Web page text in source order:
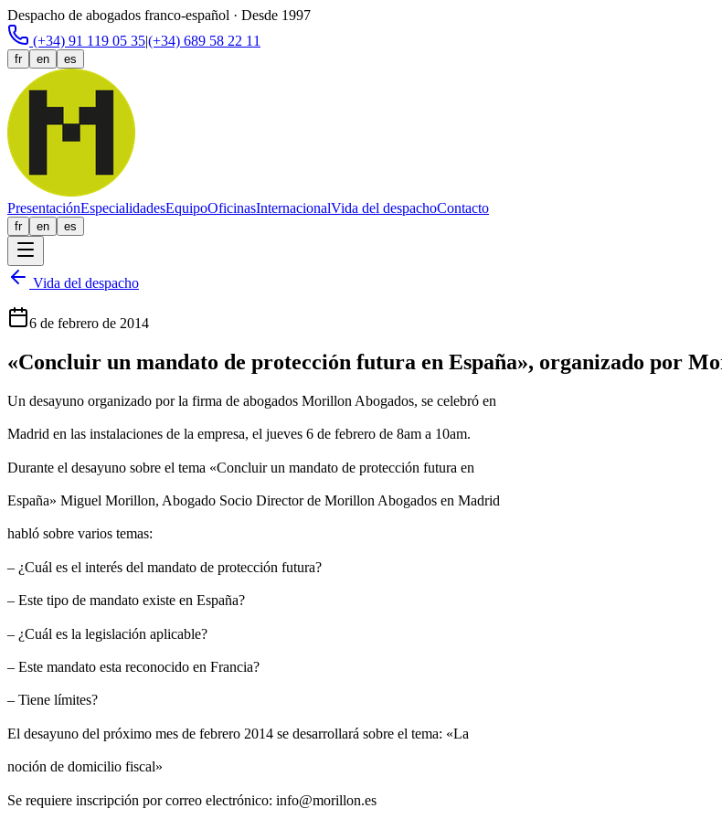
Despacho de abogados franco-español · Desde 1997
(+34) 91 119 05 35|(+34) 689 58 22 11
fr en es
PresentaciónEspecialidadesEquipoOficinasInternacionalVida del despachoContacto
fr en es
Vida del despacho
6 de febrero de 2014
«Concluir un mandato de protección futura en España», organizado por
Un desayuno organizado por la firma de abogados Morillon Abogados, se celebró en
Madrid en las instalaciones de la empresa, el jueves 6 de febrero de 8am a 10am.
Durante el desayuno sobre el tema «Concluir un mandato de protección futura en
España» Miguel Morillon, Abogado Socio Director de Morillon Abogados en Madrid
habló sobre varios temas:
– ¿Cuál es el interés del mandato de protección futura?
– Este tipo de mandato existe en España?
– ¿Cuál es la legislación aplicable?
– Este mandato esta reconocido en Francia?
– Tiene límites?
El desayuno del próximo mes de febrero 2014 se desarrollará sobre el tema: «La
noción de domicilio fiscal»
Se requiere inscripción por correo electrónico: info@morillon.es